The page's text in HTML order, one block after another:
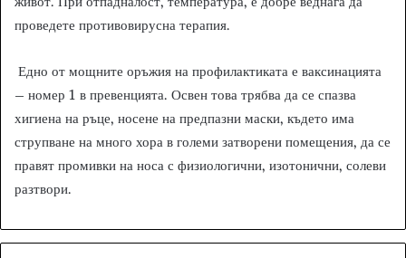
проведете противовирусна терапия.
Едно от мощните оръжия на профилактиката е ваксинацията
– номер 1 в превенцията. Освен това трябва да се спазва
хигиена на ръце, носене на предпазни маски, където има
струпване на много хора в големи затворени помещения, да се
правят промивки на носа с физиологични, изотонични, солеви
разтвори.